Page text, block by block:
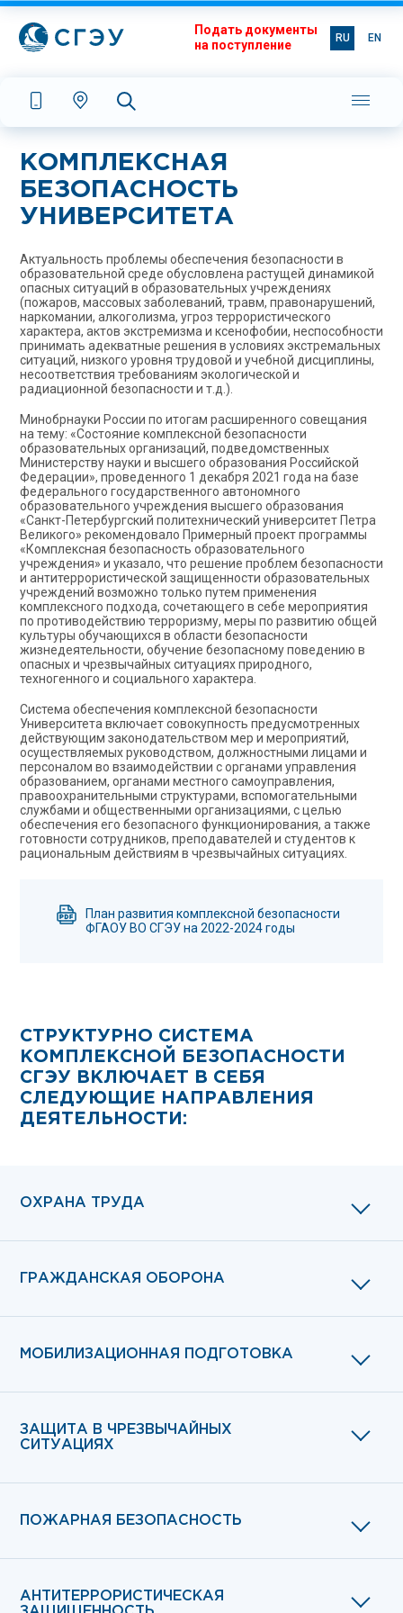
RU EN
Подать документы
на поступление
КОМПЛЕКСНАЯ
БЕЗОПАСНОСТЬ
УНИВЕРСИТЕТА
Актуальность проблемы обеспечения безопасности в
образовательной среде обусловлена растущей динамикой
опасных ситуаций в образовательных учреждениях
(пожаров, массовых заболеваний, травм, правонарушений,
наркомании, алкоголизма, угроз террористического
характера, актов экстремизма и ксенофобии, неспособности
принимать адекватные решения в условиях экстремальных
ситуаций, низкого уровня трудовой и учебной дисциплины,
несоответствия требованиям экологической и
радиационной безопасности и т.д.).
Минобрнауки России по итогам расширенного совещания
на тему: «Состояние комплексной безопасности
образовательных организаций, подведомственных
Министерству науки и высшего образования Российской
Федерации», проведенного 1 декабря 2021 года на базе
федерального государственного автономного
образовательного учреждения высшего образования
«Санкт-Петербургский политехнический университет Петра
Великого» рекомендовало Примерный проект программы
«Комплексная безопасность образовательного
учреждения» и указало, что решение проблем безопасности
и антитеррористической защищенности образовательных
учреждений возможно только путем применения
комплексного подхода, сочетающего в себе мероприятия
по противодействию терроризму, меры по развитию общей
культуры обучающихся в области безопасности
жизнедеятельности, обучение безопасному поведению в
опасных и чрезвычайных ситуациях природного,
техногенного и социального характера.
Система обеспечения комплексной безопасности
Университета включает совокупность предусмотренных
действующим законодательством мер и мероприятий,
осуществляемых руководством, должностными лицами и
персоналом во взаимодействии с органами управления
образованием, органами местного самоуправления,
правоохранительными структурами, вспомогательными
службами и общественными организациями, с целью
обеспечения его безопасного функционирования, а также
готовности сотрудников, преподавателей и студентов к
рациональным действиям в чрезвычайных ситуациях.
План развития комплексной безопасности
ФГАОУ ВО СГЭУ на 2022-2024 годы
СТРУКТУРНО СИСТЕМА
КОМПЛЕКСНОЙ БЕЗОПАСНОСТИ
СГЭУ ВКЛЮЧАЕТ В СЕБЯ
СЛЕДУЮЩИЕ НАПРАВЛЕНИЯ
ДЕЯТЕЛЬНОСТИ:
ОХРАНА ТРУДА
ГРАЖДАНСКАЯ ОБОРОНА
МОБИЛИЗАЦИОННАЯ ПОДГОТОВКА
ЗАЩИТА В ЧРЕЗВЫЧАЙНЫХ
СИТУАЦИЯХ
ПОЖАРНАЯ БЕЗОПАСНОСТЬ
АНТИТЕРРОРИСТИЧЕСКАЯ